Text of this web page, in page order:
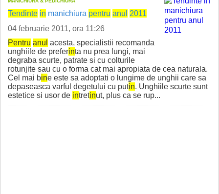
Tendinte in manichiura pentru anul 2011
04 februarie 2011, ora 11:26
Pentru anul acesta, specialistii recomanda
unghiile de preferinta nu prea lungi, mai
degraba scurte, patrate si cu colturile
rotunjite sau cu o forma cat mai apropiata de cea naturala.
Cel mai bine este sa adoptati o lungime de unghii care sa
depaseasca varful degetului cu putin. Unghiile scurte sunt
estetice si usor de intretinut, plus ca se rup...